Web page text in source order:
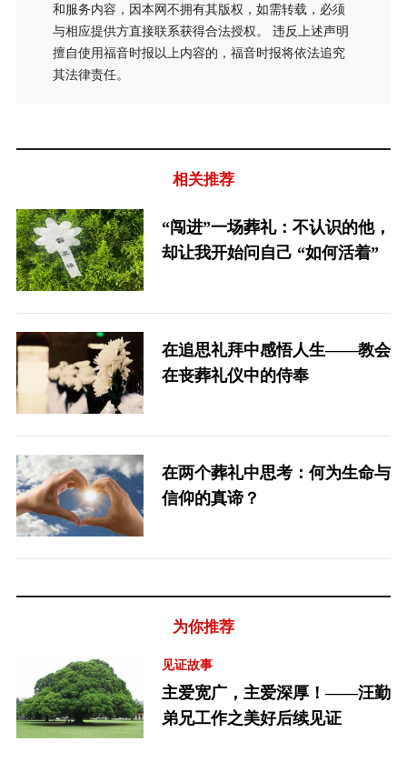
和服务内容，因本网不拥有其版权，如需转载，必须
与相应提供方直接联系获得合法授权。 违反上述声明
擅自使用福音时报以上内容的，福音时报将依法追究
其法律责任。
相关推荐
“闯进”一场葬礼：不认识的他，
却让我开始问自己 “如何活着”
在追思礼拜中感悟人生——教会
在丧葬礼仪中的侍奉
在两个葬礼中思考：何为生命与
信仰的真谛？
为你推荐
见证故事
主爱宽广，主爱深厚！——汪勤
弟兄工作之美好后续见证